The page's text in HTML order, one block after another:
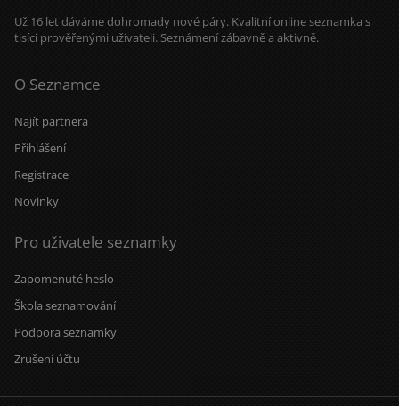
upřímnou, pozitivní ženu, která si
ráda popovídá, smích a je otevřená
novým dobrodružstvím. Pokud si
rozumět! Uvidíme, kam nás tato
Už 16 let dáváme dohromady nové páry. Kvalitní online seznamka s
tisíci prověřenými uživateli. Seznámení zábavně a aktivně.
O Seznamce
Najít partnera
Přihlášení
Registrace
Novinky
Pro uživatele seznamky
Zapomenuté heslo
Škola seznamování
Podpora seznamky
Zrušení účtu